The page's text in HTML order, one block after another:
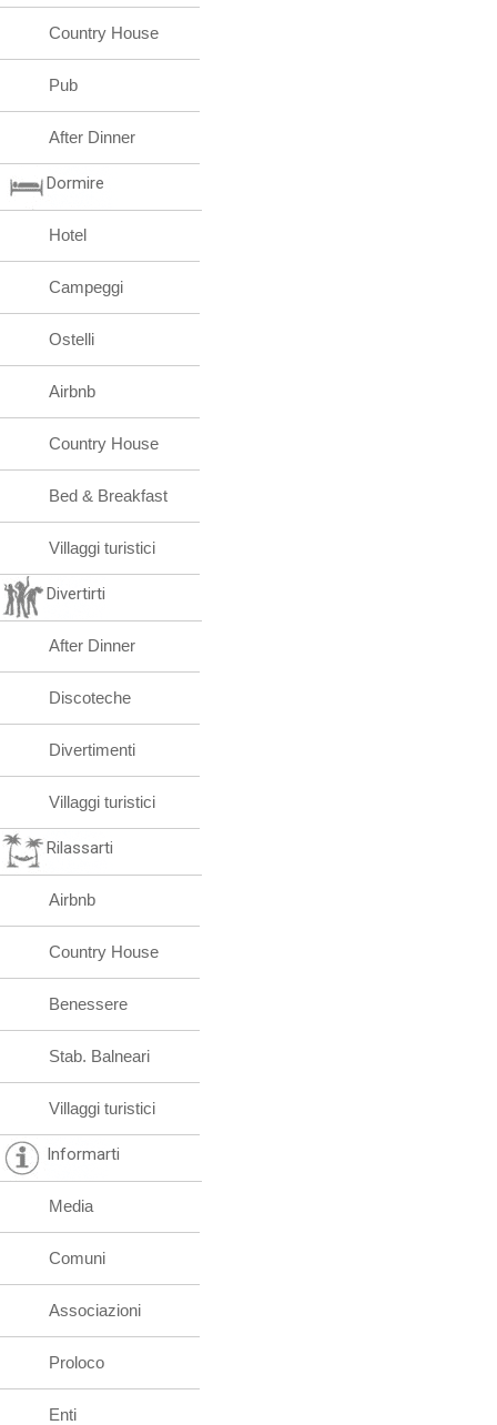
Country House
Pub
After Dinner
Dormire
Hotel
Campeggi
Ostelli
Airbnb
Country House
Bed & Breakfast
Villaggi turistici
Divertirti
After Dinner
Discoteche
Divertimenti
Villaggi turistici
Rilassarti
Airbnb
Country House
Benessere
Stab. Balneari
Villaggi turistici
Informarti
Media
Comuni
Associazioni
Proloco
Enti